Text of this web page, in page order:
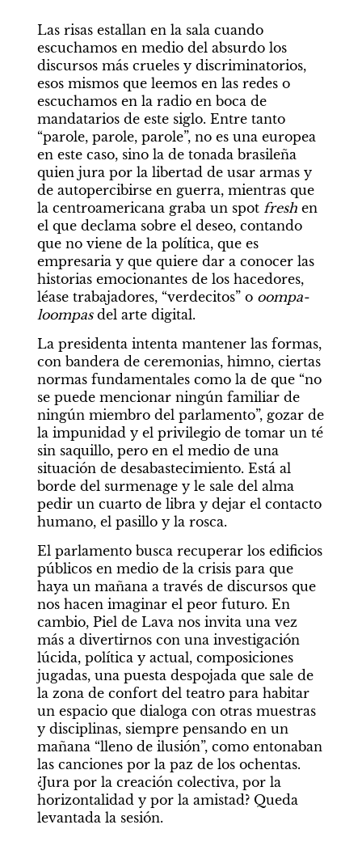
Las risas estallan en la sala cuando
escuchamos en medio del absurdo los
discursos más crueles y discriminatorios,
esos mismos que leemos en las redes o
escuchamos en la radio en boca de
mandatarios de este siglo. Entre tanto
“parole, parole, parole”, no es una europea
en este caso, sino la de tonada brasileña
quien jura por la libertad de usar armas y
de autopercibirse en guerra, mientras que
la centroamericana graba un spot fresh en
el que declama sobre el deseo, contando
que no viene de la política, que es
empresaria y que quiere dar a conocer las
historias emocionantes de los hacedores,
léase trabajadores, “verdecitos” o oompa-
loompas del arte digital.
La presidenta intenta mantener las formas,
con bandera de ceremonias, himno, ciertas
normas fundamentales como la de que “no
se puede mencionar ningún familiar de
ningún miembro del parlamento”, gozar de
la impunidad y el privilegio de tomar un té
sin saquillo, pero en el medio de una
situación de desabastecimiento. Está al
borde del surmenage y le sale del alma
pedir un cuarto de libra y dejar el contacto
humano, el pasillo y la rosca.
El parlamento busca recuperar los edificios
públicos en medio de la crisis para que
haya un mañana a través de discursos que
nos hacen imaginar el peor futuro. En
cambio, Piel de Lava nos invita una vez
más a divertirnos con una investigación
lúcida, política y actual, composiciones
jugadas, una puesta despojada que sale de
la zona de confort del teatro para habitar
un espacio que dialoga con otras muestras
y disciplinas, siempre pensando en un
mañana “lleno de ilusión”, como entonaban
las canciones por la paz de los ochentas.
¿Jura por la creación colectiva, por la
horizontalidad y por la amistad? Queda
levantada la sesión.